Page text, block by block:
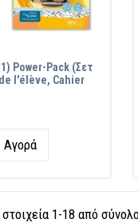
Power-Pack (Σετ
l'élève, Cahier
Αγορά
1-18 από